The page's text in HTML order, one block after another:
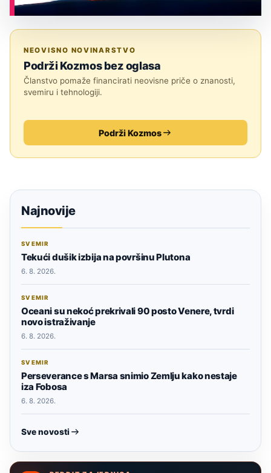
NEOVISNO NOVINARSTVO
Podrži Kozmos bez oglasa
Članstvo pomaže financirati neovisne priče o znanosti,
svemiru i tehnologiji.
Podrži Kozmos
Najnovije
SVEMIR
Tekući dušik izbija na površinu Plutona
6. 8. 2026.
SVEMIR
Oceani su nekoć prekrivali 90 posto Venere, tvrdi
novo istraživanje
6. 8. 2026.
SVEMIR
Perseverance s Marsa snimio Zemlju kako nestaje
iza Fobosa
6. 8. 2026.
Sve novosti